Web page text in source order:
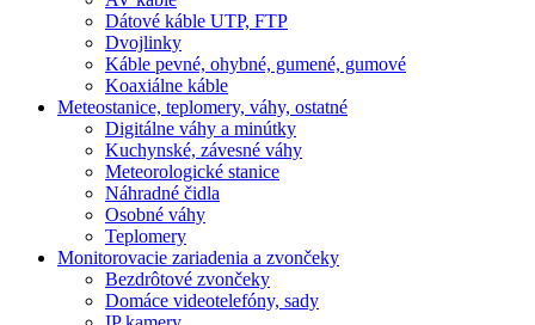
Dátové káble UTP, FTP
Dvojlinky
Káble pevné, ohybné, gumené, gumové
Koaxiálne káble
Meteostanice, teplomery, váhy, ostatné
Digitálne váhy a minútky
Kuchynské, závesné váhy
Meteorologické stanice
Náhradné čidla
Osobné váhy
Teplomery
Monitorovacie zariadenia a zvončeky
Bezdrôtové zvončeky
Domáce videotelefóny, sady